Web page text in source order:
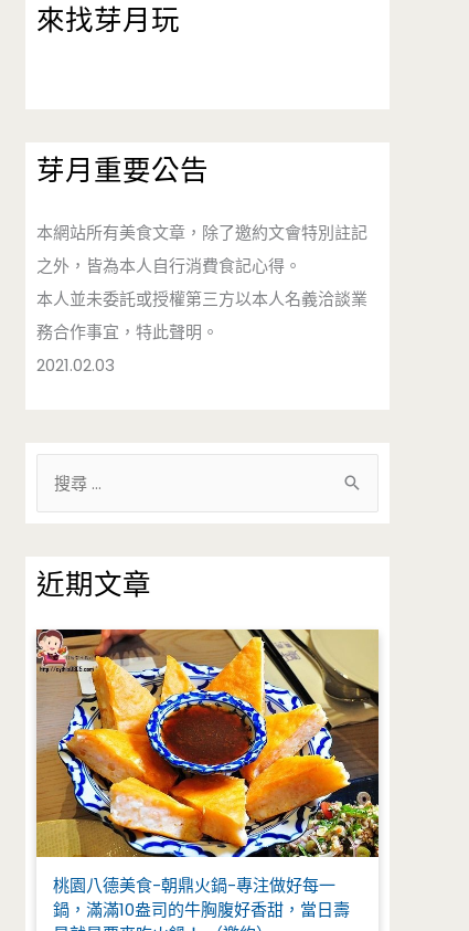
來找芽月玩
芽月重要公告
本網站所有美食文章，除了邀約文會特別註記
之外，皆為本人自行消費食記心得。
本人並未委託或授權第三方以本人名義洽談業
務合作事宜，特此聲明。
2021.02.03
鍵
字
:
近期文章
桃園八德美食-朝鼎火鍋-專注做好每一
鍋，滿滿10盎司的牛胸腹好香甜，當日壽